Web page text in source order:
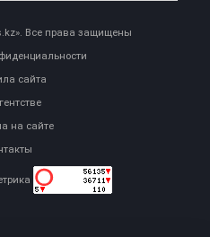
Все права защищены
сайта
на сайте